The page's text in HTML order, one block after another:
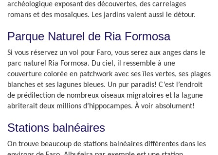
archéologique exposant des découvertes, des carrelages
romans et des mosaïques. Les jardins valent aussi le détour.
Parque Naturel de Ria Formosa
Si vous réservez un vol pour Faro, vous serez aux anges dans le
parc naturel Ria Formosa. Du ciel, il ressemble à une
couverture colorée en patchwork avec ses îles vertes, ses plages
blanches et ses lagunes bleues. Un pur paradis! C’est l’endroit
de prédilection de nombreux oiseaux migratoires et la lagune
abriterait deux millions d’hippocampes. À voir absolument!
Stations balnéaires
On trouve beaucoup de stations balnéaires différentes dans les